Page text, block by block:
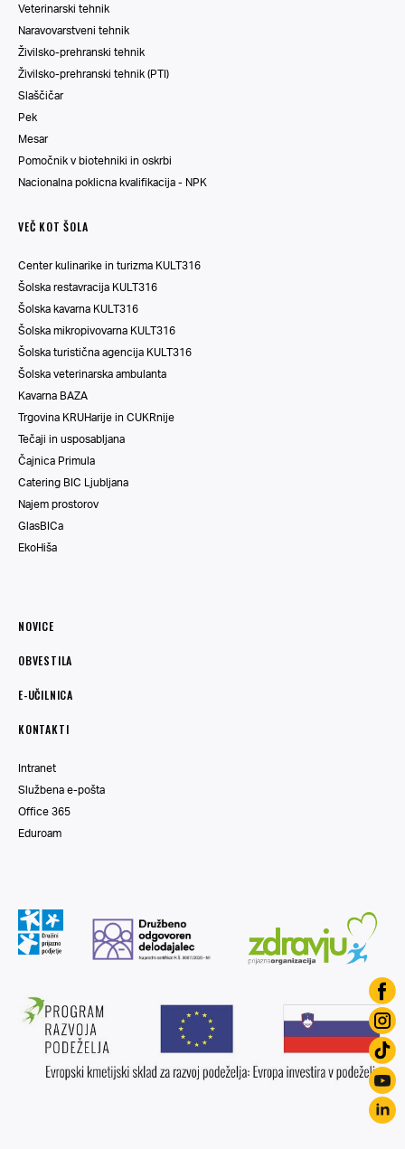
Veterinarski tehnik
Naravovarstveni tehnik
Živilsko-prehranski tehnik
Živilsko-prehranski tehnik (PTI)
Slaščičar
Pek
Mesar
Pomočnik v biotehniki in oskrbi
Nacionalna poklicna kvalifikacija - NPK
VEČ KOT ŠOLA
Center kulinarike in turizma KULT316
Šolska restavracija KULT316
Šolska kavarna KULT316
Šolska mikropivovarna KULT316
Šolska turistična agencija KULT316
Šolska veterinarska ambulanta
Kavarna BAZA
Trgovina KRUHarije in CUKRnije
Tečaji in usposabljana
Čajnica Primula
Catering BIC Ljubljana
Najem prostorov
GlasBICa
EkoHiša
NOVICE
OBVESTILA
E-UČILNICA
KONTAKTI
Intranet
Službena e-pošta
Office 365
Eduroam